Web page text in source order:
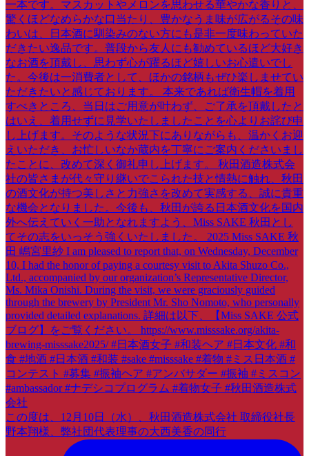
この度は、12月10日（水）、秋田酒造株式会社 取締役社長
野本翔様、弊社団代表理事の大西美香の同行